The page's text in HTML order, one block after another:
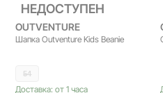
НЕДОСТУПЕН
OUTVENTURE
Шапка Outventure Kids Beanie
54
Доставка: от 1 часа